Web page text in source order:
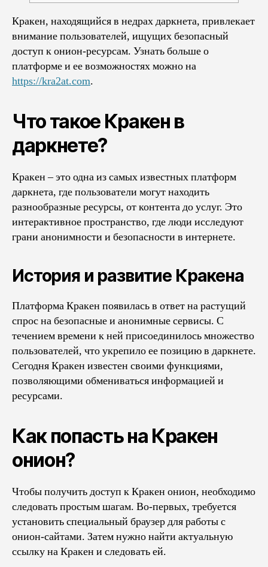
Кракен, находящийся в недрах даркнета, привлекает
внимание пользователей, ищущих безопасный
доступ к онион-ресурсам. Узнать больше о
платформе и ее возможностях можно на
https://kra2at.com.
Что такое Кракен в
даркнете?
Кракен – это одна из самых известных платформ
даркнета, где пользователи могут находить
разнообразные ресурсы, от контента до услуг. Это
интерактивное пространство, где люди исследуют
грани анонимности и безопасности в интернете.
История и развитие Кракена
Платформа Кракен появилась в ответ на растущий
спрос на безопасные и анонимные сервисы. С
течением времени к ней присоединилось множество
пользователей, что укрепило ее позицию в даркнете.
Сегодня Кракен известен своими функциями,
позволяющими обмениваться информацией и
ресурсами.
Как попасть на Кракен
онион?
Чтобы получить доступ к Кракен онион, необходимо
следовать простым шагам. Во-первых, требуется
установить специальный браузер для работы с
онион-сайтами. Затем нужно найти актуальную
ссылку на Кракен и следовать ей.